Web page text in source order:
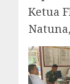
Ketua